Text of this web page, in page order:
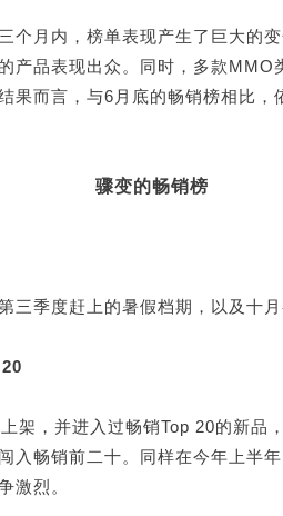
个月内，榜单表现产生了巨大的
产品表现出众。同时，多款MMO
果而言，与6月底的畅销榜相比，
骤变的畅销榜
三季度赶上的暑假档期，以及十月
架，并进入过畅销Top 20的新品
入畅销前二十。同样在今年上半
激烈。